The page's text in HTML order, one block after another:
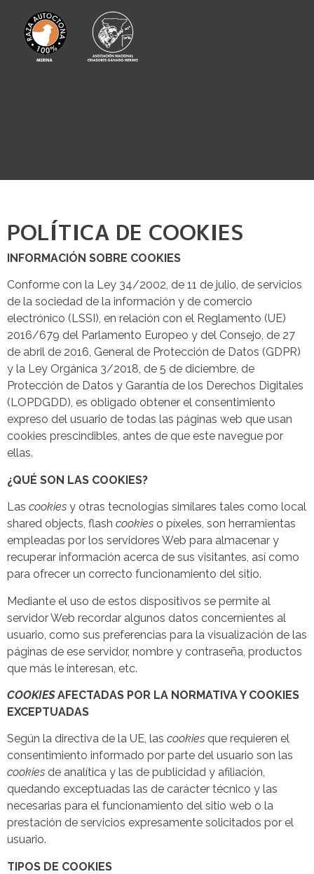
POLÍTICA DE COOKIES
INFORMACIÓN SOBRE COOKIES
Conforme con la Ley 34/2002, de 11 de julio, de servicios
de la sociedad de la información y de comercio
electrónico (LSSI), en relación con el Reglamento (UE)
2016/679 del Parlamento Europeo y del Consejo, de 27
de abril de 2016, General de Protección de Datos (GDPR)
y la Ley Orgánica 3/2018, de 5 de diciembre, de
Protección de Datos y Garantía de los Derechos Digitales
(LOPDGDD), es obligado obtener el consentimiento
expreso del usuario de todas las páginas web que usan
cookies prescindibles, antes de que este navegue por
ellas.
¿QUÉ SON LAS COOKIES?
Las cookies y otras tecnologías similares tales como local
shared objects, flash cookies o píxeles, son herramientas
empleadas por los servidores Web para almacenar y
recuperar información acerca de sus visitantes, así como
para ofrecer un correcto funcionamiento del sitio.
Mediante el uso de estos dispositivos se permite al
servidor Web recordar algunos datos concernientes al
usuario, como sus preferencias para la visualización de las
páginas de ese servidor, nombre y contraseña, productos
que más le interesan, etc.
COOKIESAFECTADAS POR LA NORMATIVA Y COOKIES
EXCEPTUADAS
Según la directiva de la UE, las cookies que requieren el
consentimiento informado por parte del usuario son las
cookies de analítica y las de publicidad y afiliación,
quedando exceptuadas las de carácter técnico y las
necesarias para el funcionamiento del sitio web o la
prestación de servicios expresamente solicitados por el
usuario.
TIPOS DE COOKIES